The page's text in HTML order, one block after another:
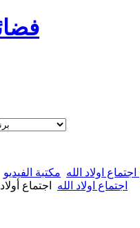
اولاد الله مكتبة الفيديو
اجتماع اولاد الله
اجتماع أولاد